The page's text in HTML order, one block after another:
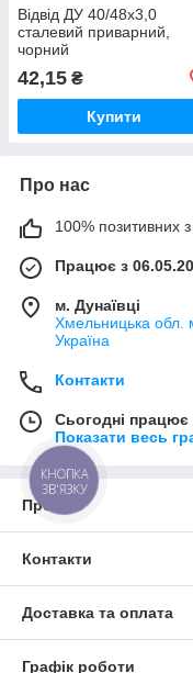
Відвід ДУ 40/48х3,0
сталевий приварний,
чорний
42,15 ₴
Купити
Про нас
100% позитивних з
Працює з
м. Дунаївці
Хмельницька обл.
Україна
Контакти
Сьогодні працює
Показати весь
Про нас
Контакти
Доставка та оплата
Графік роботи
КНОПКА
ЗВ'ЯЗКУ